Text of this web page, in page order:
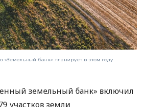
«Земельный банк» планирует в этом году
земельный банк» включил
участков земли